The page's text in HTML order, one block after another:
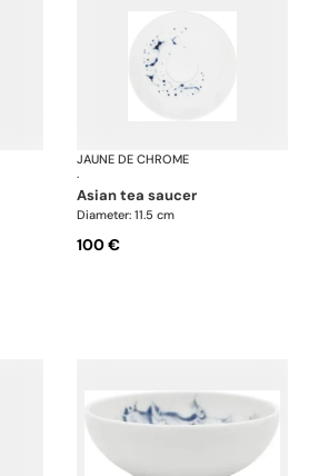
Blue Impression
JAUNE DE CHROME
·
asian tea saucer
Diameter: 11.5 cm
100 €